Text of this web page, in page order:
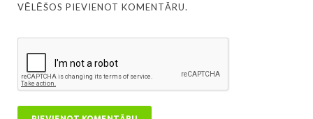
VĒLĒŠOS PIEVIENOT KOMENTĀRU.